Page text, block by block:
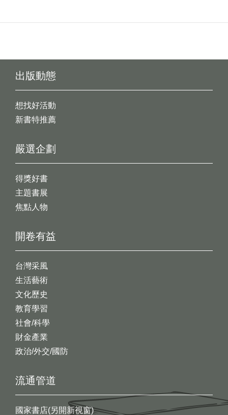
出版動態
想找好活動
新書特推薦
開卷有益
台灣采風
生活藝術
文化歷史
教育學習
社會/科學
財金產業
政治/外交/國防
嚴選企劃
得獎好書
主題書展
焦點人物
流通管道
國家書店(另開新視窗)